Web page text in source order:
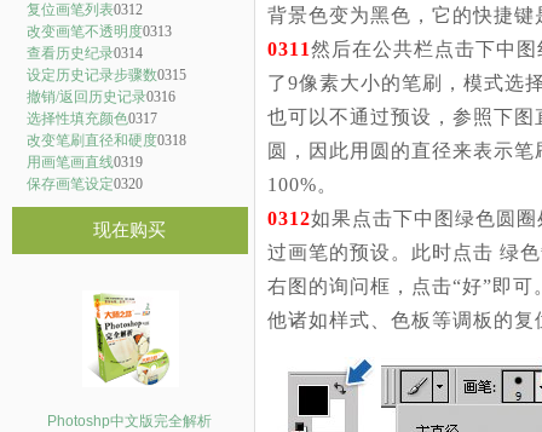
复位画笔列表0312
改变画笔不透明度0313
查看历史纪录0314
设定历史记录步骤数0315
撤销/返回历史记录0316
选择性填充颜色0317
改变笔刷直径和硬度0318
用画笔画直线0319
保存画笔设定0320
现在购买
Photoshp中文版完全解析
背景色变为黑色，它的快捷键
0311然后在公共栏点击下中
了9像素大小的笔刷，模式选
也可以不通过预设，参照下
圆，因此用圆的直径来表示
100%。
0312如果点击下中图绿色圆
过画笔的预设。此时点击 绿
右图的询问框，点击“好”即
他诸如样式、色板等调板的